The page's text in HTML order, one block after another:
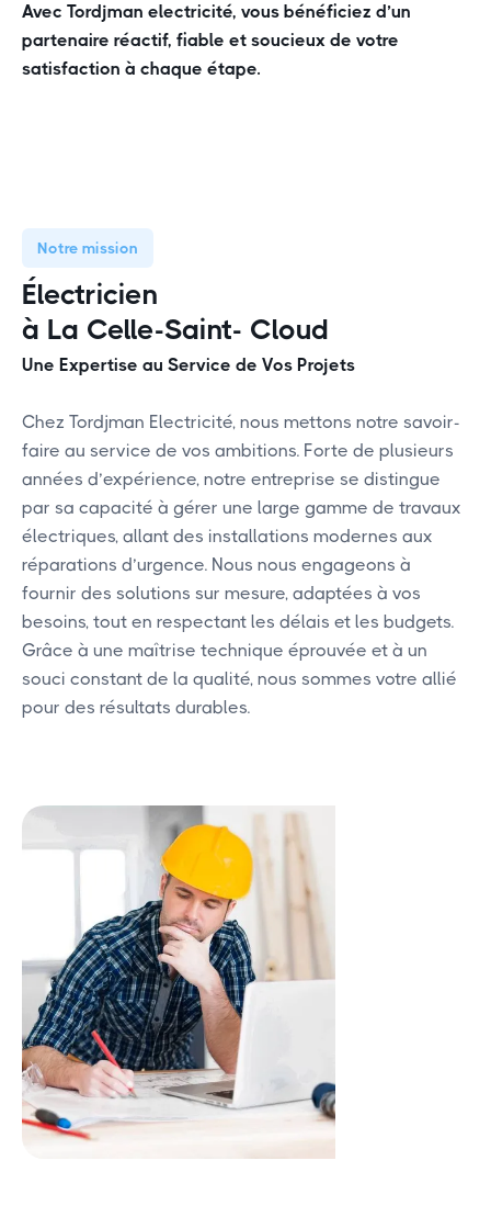
Avec Tordjman electricité, vous bénéficiez d’un
partenaire réactif, fiable et soucieux de votre
satisfaction à chaque étape.
Notre mission
Électricien
à La Celle-Saint- Cloud
Une Expertise au Service de Vos Projets
Chez Tordjman Electricité, nous mettons notre savoir-
faire au service de vos ambitions. Forte de plusieurs
années d’expérience, notre entreprise se distingue
par sa capacité à gérer une large gamme de travaux
électriques, allant des installations modernes aux
réparations d’urgence. Nous nous engageons à
fournir des solutions sur mesure, adaptées à vos
besoins, tout en respectant les délais et les budgets.
Grâce à une maîtrise technique éprouvée et à un
souci constant de la qualité, nous sommes votre allié
pour des résultats durables.